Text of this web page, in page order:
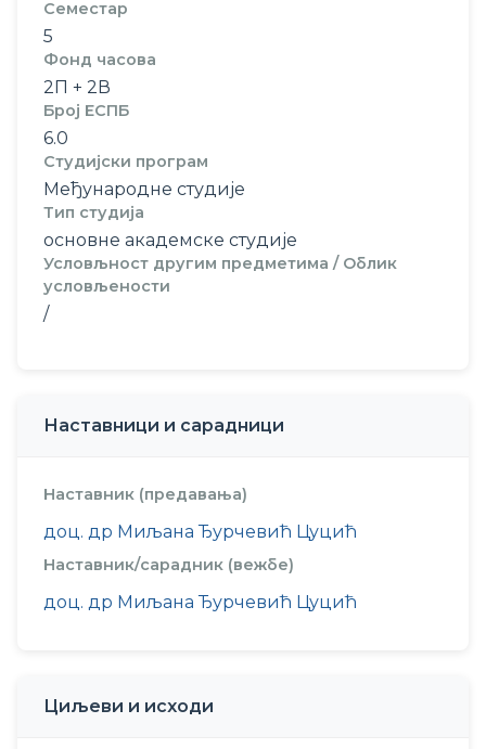
Семестар
5
Фонд часова
2П + 2В
Број ЕСПБ
6.0
Студијски програм
Међународне студије
Тип студија
основне академске студије
Условљност другим предметима / Облик
условљености
/
Наставници и сарадници
Наставник (предавања)
доц. др Миљана Ђурчевић Цуцић
Наставник/сарадник (вежбе)
доц. др Миљана Ђурчевић Цуцић
Циљеви и исходи